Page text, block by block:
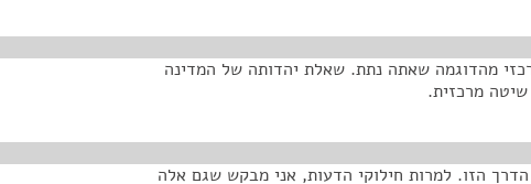
מהדוגמה שאתה נתת. שאלת יהדותה של המדינה
מרכזית.
הזו. למרות חילוקי הדעות, אני מבקש שגם אלה